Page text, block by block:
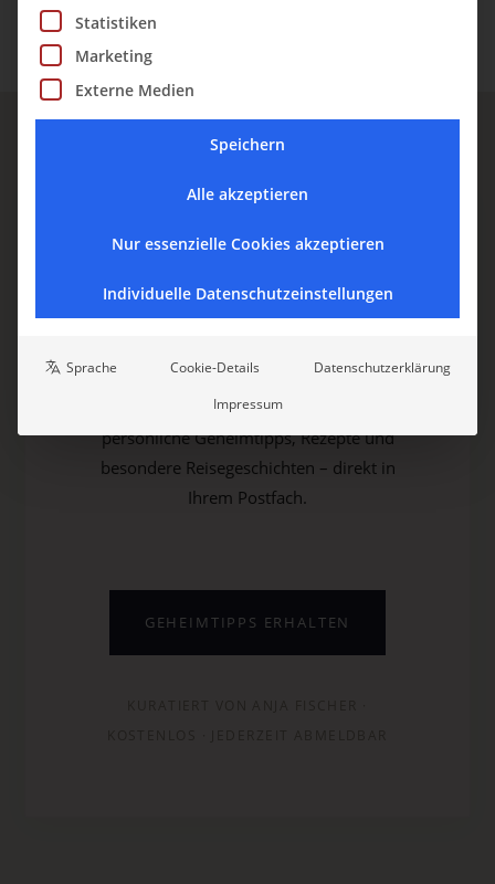
Inspiration für Ihre nächste
Entdecken Sie neue Charmingplaces,
persönliche Geheimtipps, Rezepte und
besondere Reisegeschichten – direkt in
Ihrem Postfach.
GEHEIMTIPPS ERHALTEN
Statistiken
Marketing
Externe Medien
Speichern
Alle akzeptieren
Nur essenzielle Cookies akzeptieren
Individuelle Datenschutzeinstellungen
Sprache Cookie-Details
Datenschutzerklärung
Impressum